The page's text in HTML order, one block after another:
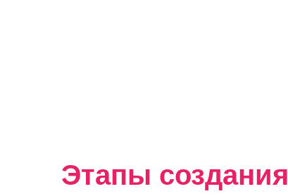
Этапы создания